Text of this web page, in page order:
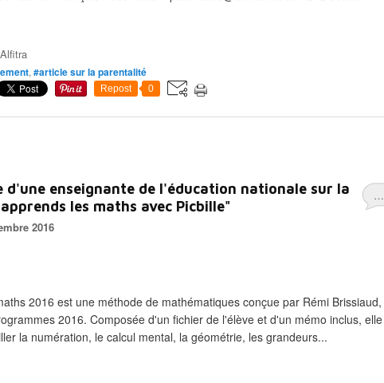
, #article sur la parentalité
Repost 0
…
d'une enseignante de l'éducation nationale sur la
les maths avec Picbille"
2016
2016 est une méthode de mathématiques conçue par Rémi Brissiaud,
2016. Composée d'un fichier de l'élève et d'un mémo inclus, elle
la numération, le calcul mental, la géométrie, les grandeurs...